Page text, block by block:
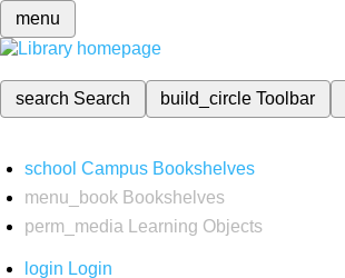
menu
search Search build_circleToolbar
school Campus Bookshelves
menu_book Bookshelves
perm_media
Learning Objects
login Login